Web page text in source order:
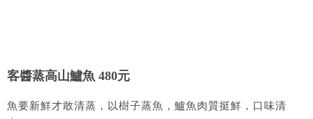
客醬蒸高山鱸魚 480元
魚要新鮮才敢清蒸，以樹子蒸魚，鱸魚肉質挺鮮，口味清